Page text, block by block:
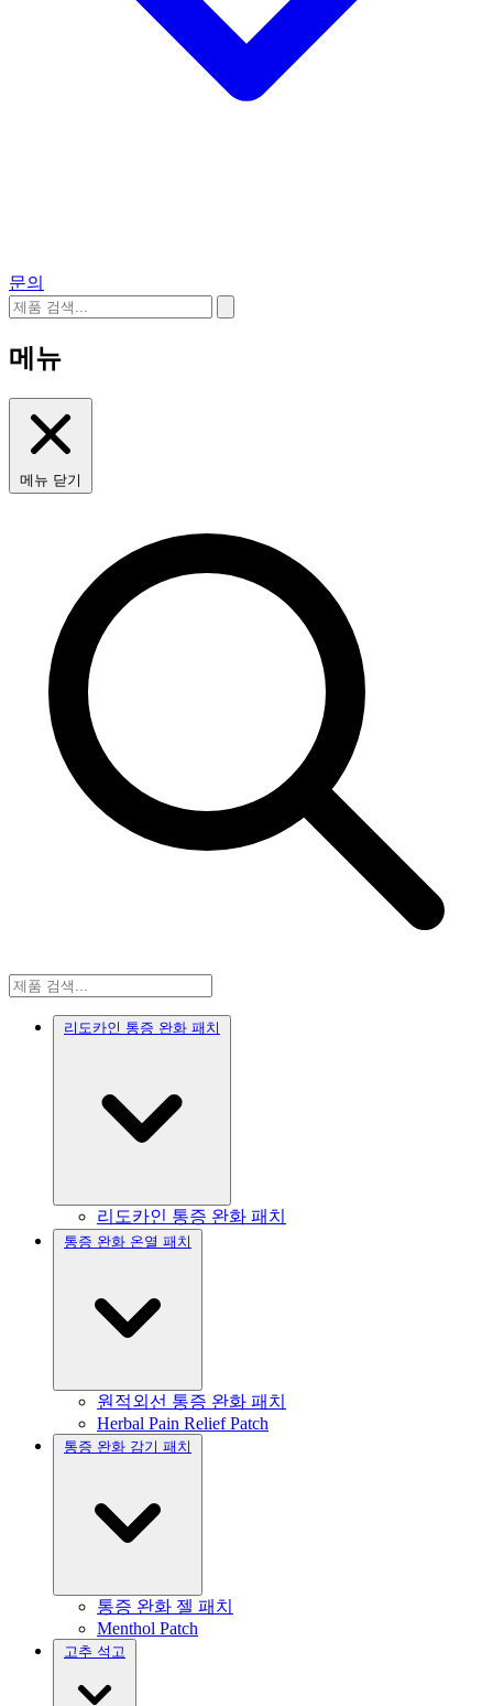
문의
메뉴
메뉴 닫기
리도카인 통증 완화 패치
리도카인 통증 완화 패치
통증 완화 온열 패치
원적외선 통증 완화 패치
Herbal Pain Relief Patch
통증 완화 감기 패치
통증 완화 젤 패치
Menthol Patch
고추 석고